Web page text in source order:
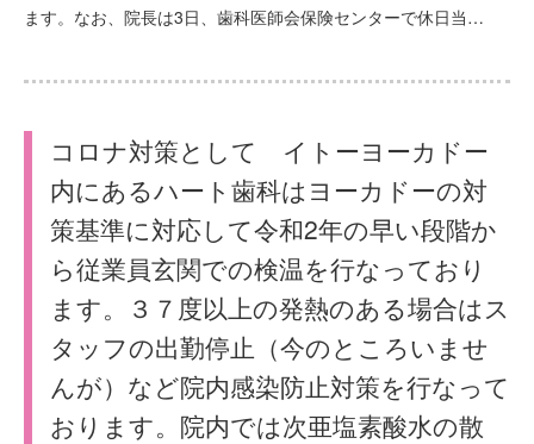
ます。なお、院長は3日、歯科医師会保険センターで休日当…
コロナ対策として イトーヨーカドー
内にあるハート歯科はヨーカドーの対
策基準に対応して令和2年の早い段階か
ら従業員玄関での検温を行なっており
ます。３７度以上の発熱のある場合はス
タッフの出勤停止（今のところいませ
んが）など院内感染防止対策を行なって
おります。院内では次亜塩素酸水の散